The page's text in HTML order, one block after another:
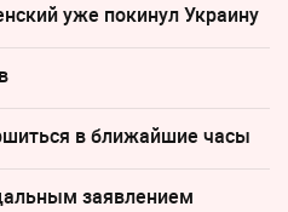
уже покинул Украину
в ближайшие часы
заявлением